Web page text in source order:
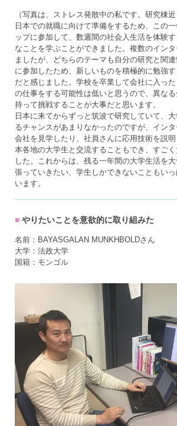
（写真は、ストレス発散中の私です。研究棟近
日本での就職に向けて準備をするため、この
ップに参加して、数週間の社会人生活を体験
なことを学ぶことができました。複数のイン
ましたが、どちらのテーマも自分の研究と関
に参加したため、新しいものを積極的に勉強
だと感じました。学校を卒業して会社に入っ
の仕事をする可能性は低いと思うので、異な
持って挑戦することが大事だと思います。
日本に来てからずっと筑波で研究していて、
るチャンスがあまりなかったのですが、インタ
会社を見学したり、社員さんに応用技術を説
本各地の大学生と交流することもでき、すご
した。これからは、残る一年間の大学生活を
張っていきたい、学生しかできないこともい
います。
やりたいことを意欲的に取り組みた
名前：BAYASGALAN MUNKHBOLDさん
大学：法政大学
国籍：モンゴル